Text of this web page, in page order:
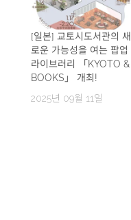
[일본] 교토시도서관의 새
로운 가능성을 여는 팝업
라이브러리 「KYOTO &
BOOKS」 개최!
2025년 09월 11일